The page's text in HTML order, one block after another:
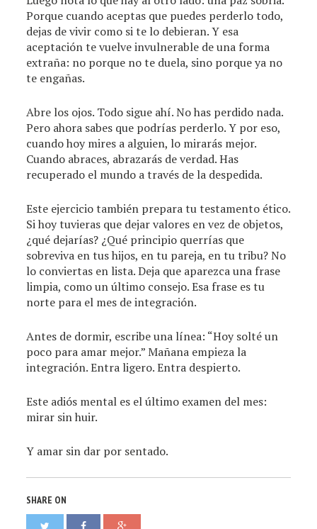
Porque cuando aceptas que puedes perderlo todo,
dejas de vivir como si te lo debieran. Y esa
aceptación te vuelve invulnerable de una forma
extraña: no porque no te duela, sino porque ya no
te engañas.
Abre los ojos. Todo sigue ahí. No has perdido nada.
Pero ahora sabes que podrías perderlo. Y por eso,
cuando hoy mires a alguien, lo mirarás mejor.
Cuando abraces, abrazarás de verdad. Has
recuperado el mundo a través de la despedida.
Este ejercicio también prepara tu testamento ético.
Si hoy tuvieras que dejar valores en vez de objetos,
¿qué dejarías? ¿Qué principio querrías que
sobreviva en tus hijos, en tu pareja, en tu tribu? No
lo conviertas en lista. Deja que aparezca una frase
limpia, como un último consejo. Esa frase es tu
norte para el mes de integración.
Antes de dormir, escribe una línea: “Hoy solté un
poco para amar mejor.” Mañana empieza la
integración. Entra ligero. Entra despierto.
Este adiós mental es el último examen del mes:
mirar sin huir.
Y amar sin dar por sentado.
SHARE ON